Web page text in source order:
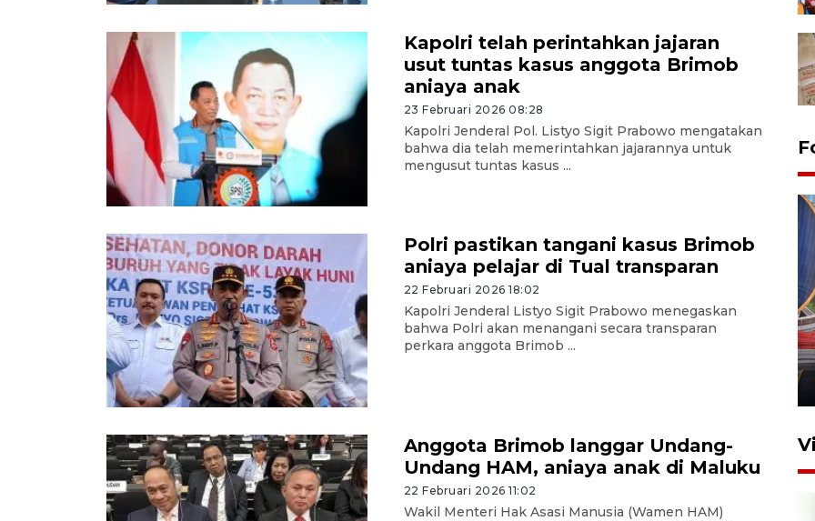
Kapolri telah perintahkan jajaran
usut tuntas kasus anggota Brimob
aniaya anak
23 Februari 2026 08:28
Kapolri Jenderal Pol. Listyo Sigit Prabowo mengatakan
bahwa dia telah memerintahkan jajarannya untuk
mengusut tuntas kasus ...
Polri pastikan tangani kasus Brimob
aniaya pelajar di Tual transparan
22 Februari 2026 18:02
Kapolri Jenderal Listyo Sigit Prabowo menegaskan
bahwa Polri akan menangani secara transparan
perkara anggota Brimob ...
Anggota Brimob langgar Undang-
Undang HAM, aniaya anak di Maluku
22 Februari 2026 11:02
Wakil Menteri Hak Asasi Manusia (Wamen HAM)
Komisi V DPR tinjau
perlintasan sebidang di